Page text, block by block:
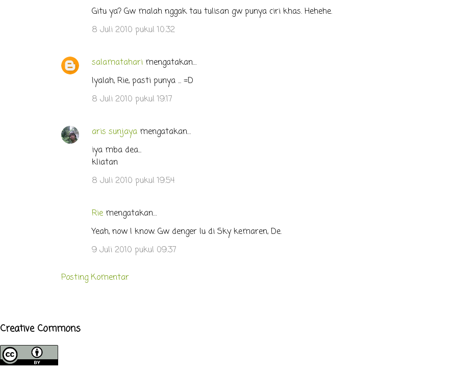
Gitu ya? Gw malah nggak tau tulisan gw punya ciri khas. Hehehe.
8 Juli 2010 pukul 10.32
salamataharimengatakan…
Iyalah, Rie, pasti punya ... =D
8 Juli 2010 pukul 19.17
aris sunjayamengatakan…
iya mba dea...
kliatan
8 Juli 2010 pukul 19.54
Riemengatakan…
Yeah, now I know. Gw denger lu di Sky kemaren, De.
9 Juli 2010 pukul 09.37
Posting Komentar
Creative Commons